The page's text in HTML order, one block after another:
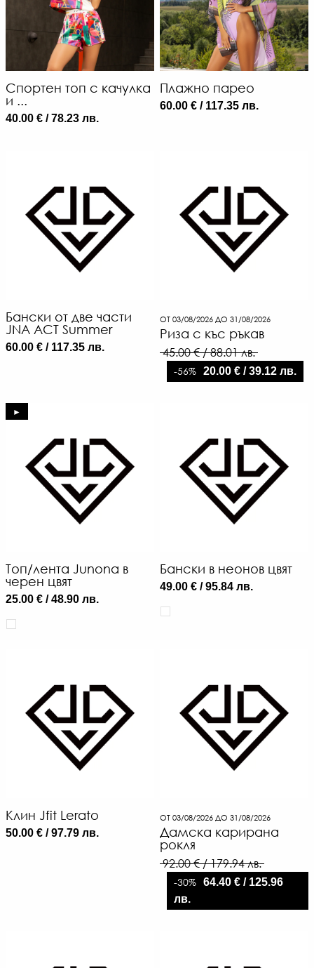
Спортен топ с качулка
и ...
40.00 € / 78.23 лв.
Плажно парео
60.00 € / 117.35 лв.
Бански от две части
JNA ACT Summer
60.00 € / 117.35 лв.
ОТ 03/08/2026 ДО 31/08/2026
Риза с къс ръкав
45.00 € / 88.01 лв.
-56% 20.00 € / 39.12 лв.
►
Топ/лента Junona в
черен цвят
25.00 € / 48.90 лв.
Бански в неонов цвят
49.00 € / 95.84 лв.
Клин Jfit Lerato
50.00 € / 97.79 лв.
ОТ 03/08/2026 ДО 31/08/2026
Дамска карирана
рокля
92.00 € / 179.94 лв.
-30% 64.40 € / 125.96
лв.